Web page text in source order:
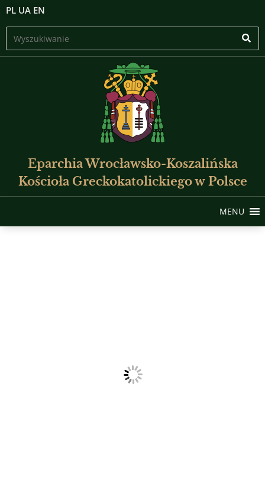
PL UA EN
Eparchia Wrocławsko-Koszalińska
Kościoła Greckokatolickiego w Polsce
MENU